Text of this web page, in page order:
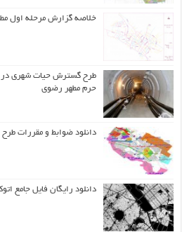
خلاصه گزارش مرحله اول
طرح گسترش حیات شهري در
حرم مطهر رضوي
دانلود ضوابط و مقررات
دانلود رایگان فایل جامع